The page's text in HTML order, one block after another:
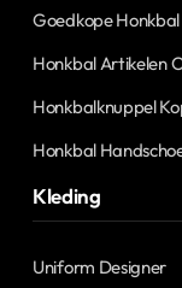
Goedkope
Honkbal Artikelen
Honkbalknuppel
Honkbal
Kleding
Uniform Designer